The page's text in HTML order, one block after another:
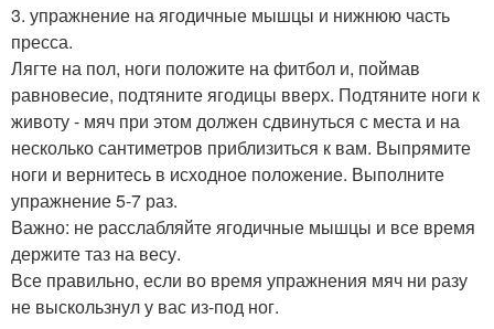
3. упражнение на ягодичные мышцы и нижнюю часть
пресса.
Лягте на пол, ноги положите на фитбол и, поймав
равновесие, подтяните ягодицы вверх. Подтяните ноги к
животу - мяч при этом должен сдвинуться с места и на
несколько сантиметров приблизиться к вам. Выпрямите
ноги и вернитесь в исходное положение. Выполните
упражнение 5-7 раз.
Важно: не расслабляйте ягодичные мышцы и все время
держите таз на весу.
Все правильно, если во время упражнения мяч ни разу
не выскользнул у вас из-под ног.